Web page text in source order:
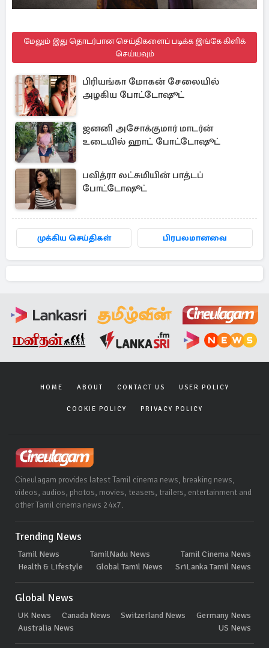
மேலும் இது தொடர்பான செய்திகளைப் படிக்க இங்கே கிளிக்
செய்யவும்
பிரியங்கா மோகன் சேலையில்
அழகிய போட்டோஷூட்
ஜனனி அசோக்குமார் மாடர்ன்
உடையில் ஹாட் போட்டோஷூட்
பவித்ரா லட்சுமியின் பாத்டப்
போட்டோஷூட்
முக்கிய செய்திகள் பிரபலமானவை
HOME ABOUT CONTACT US USER POLICY
COOKIE POLICY PRIVACY POLICY
Cineulagam provides latest Tamil cinema news, breaking news,
videos, audios, photos, movies, teasers, trailers, entertainment and
other Tamil cinema news 24x7.
Trending News
Tamil News TamilNadu News
Tamil Cinema News
Health & Lifestyle
Global Tamil News SriLanka Tamil News
Global News
UK News Canada News Switzerland News
Germany News
Australia News
US News